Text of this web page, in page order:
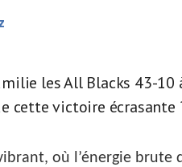
les All Blacks 43-
cette victoire écrasante
où l’énergie